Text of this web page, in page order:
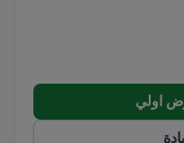
تنظير الكبسولة
أمراض الشرج إزالة
البواسير بالليزر وربط بارون. بالنسبة لـ SIBO و IMO، تتبع
اولي